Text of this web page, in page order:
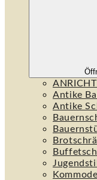
Antike
Antike